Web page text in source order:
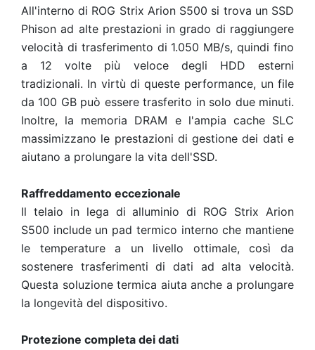
All'interno di ROG Strix Arion S500 si trova un SSD
Phison ad alte prestazioni in grado di raggiungere
velocità di trasferimento di 1.050 MB/s, quindi fino
a 12 volte più veloce degli HDD esterni
tradizionali. In virtù di queste performance, un file
da 100 GB può essere trasferito in solo due minuti.
Inoltre, la memoria DRAM e l'ampia cache SLC
massimizzano le prestazioni di gestione dei dati e
aiutano a prolungare la vita dell'SSD.
Raffreddamento eccezionale
Il telaio in lega di alluminio di ROG Strix Arion
S500 include un pad termico interno che mantiene
le temperature a un livello ottimale, così da
sostenere trasferimenti di dati ad alta velocità.
Questa soluzione termica aiuta anche a prolungare
la longevità del dispositivo.
Protezione completa dei dati